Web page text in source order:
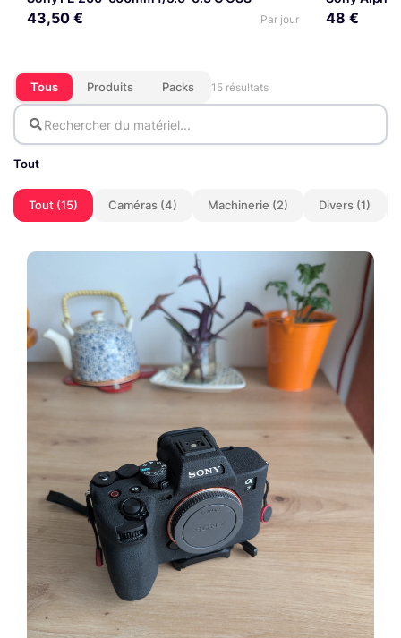
43,50 € Par jour 48 €
Tous Produits Packs 15 résultats
Tout
Tout (15) Caméras (4) Machinerie (2) Divers (1)